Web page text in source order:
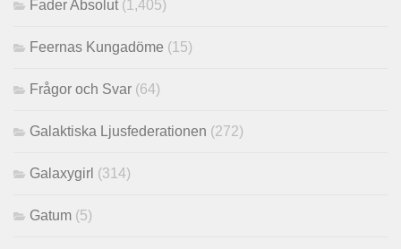
Fader Absolut (1,405)
Feernas Kungadöme (15)
Frågor och Svar (64)
Galaktiska Ljusfederationen (272)
Galaxygirl (314)
Gatum (5)